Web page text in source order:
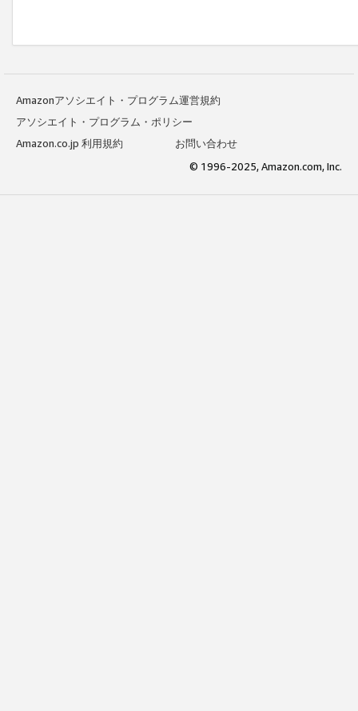
Amazonアソシエイト・プログラム運営規約
アソシエイト・プログラム・ポリシー
Amazon.co.jp 利用規約
お問い合わせ
© 1996-2025, Amazon.com, Inc.